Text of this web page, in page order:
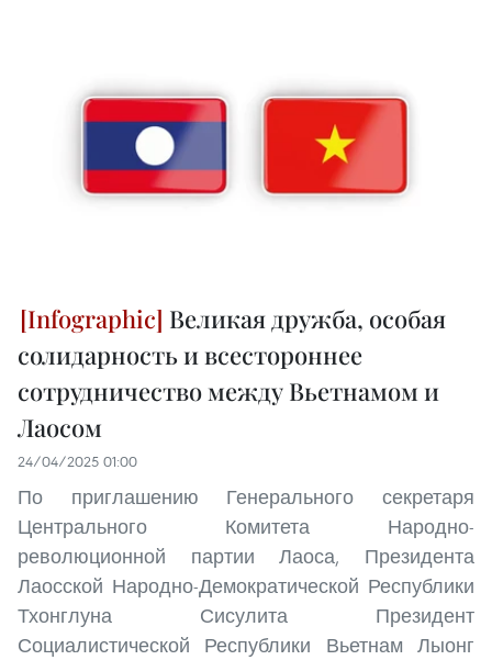
Великая дружба, особая
солидарность и всестороннее
сотрудничество между Вьетнамом и
Лаосом
24/04/2025 01:00
По приглашению Генерального секретаря
Центрального Комитета Народно-
революционной партии Лаоса, Президента
Лаосской Народно-Демократической Республики
Тхонглуна Сисулита Президент
Социалистической Республики Вьетнам Лыонг